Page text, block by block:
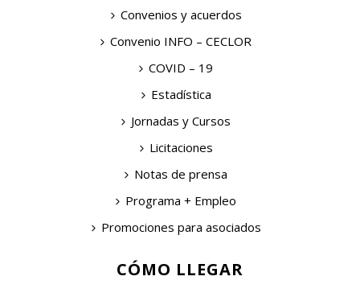
Convenios y acuerdos
Convenio INFO – CECLOR
COVID – 19
Estadística
Jornadas y Cursos
Licitaciones
Notas de prensa
Programa + Empleo
Promociones para asociados
CÓMO LLEGAR